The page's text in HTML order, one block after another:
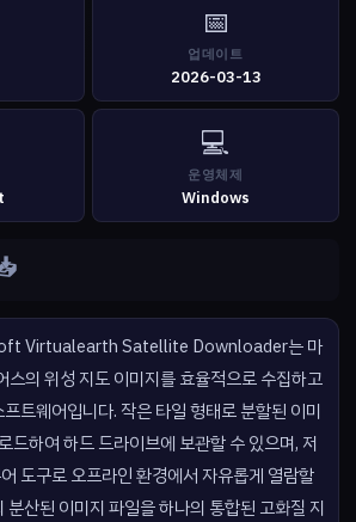
📅
업데이트
2026-03-13
💻
운영체제
Windows
Virtualearth Satellite Downloader는 마
스의 위성 지도 이미지를 효율적으로 수집하고
트웨어입니다. 작은 타일 형태로 분할된 이미
드하여 하드 드라이브에 보관할 수 있으며, 저
도구로 오프라인 환경에서 자유롭게 열람할
분산된 이미지 파일을 하나의 통합된 고화질 지